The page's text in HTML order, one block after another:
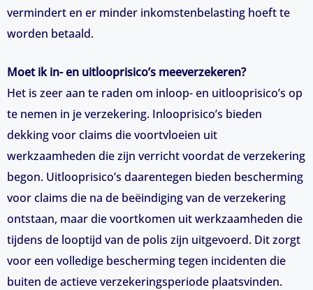
vermindert en er minder inkomstenbelasting hoeft te
worden betaald.
Moet ik in- en uitlooprisico’s meeverzekeren?
Het is zeer aan te raden om inloop- en uitlooprisico’s op
te nemen in je verzekering. Inlooprisico’s bieden
dekking voor claims die voortvloeien uit
werkzaamheden die zijn verricht voordat de verzekering
begon. Uitlooprisico’s daarentegen bieden bescherming
voor claims die na de beëindiging van de verzekering
ontstaan, maar die voortkomen uit werkzaamheden die
tijdens de looptijd van de polis zijn uitgevoerd. Dit zorgt
voor een volledige bescherming tegen incidenten die
buiten de actieve verzekeringsperiode plaatsvinden.